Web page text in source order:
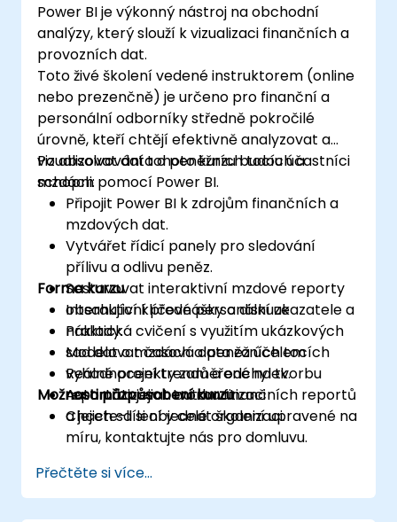
Power BI je výkonný nástroj na obchodní
analýzy, který slouží k vizualizaci finančních a
provozních dat.
Toto živé školení vedené instruktorem (online
nebo prezenčně) je určeno pro finanční a
personální odborníky středně pokročilé
úrovně, kteří chtějí efektivně analyzovat a
vizualizovat data o peněžních tocích a
mzdách pomocí Power BI.
Po absolvování tohoto kurzu budou účastníci
schopni:
Připojit Power BI k zdrojům finančních a
mzdových dat.
Vytvářet řídicí panely pro sledování
přílivu a odlivu peněz.
Sestavovat interaktivní mzdové reporty
obsahující klíčové personální ukazatele a
náklady.
Modelovat časová data za účelem
vyhodnocení trendů a odchylek.
Automatizovat tvorbu finančních reportů
a jejich sdílení v celé organizaci.
Forma kurzu
Interaktivní přednášky a diskuze
Praktická cvičení s využitím ukázkových
sad dat o mzdách a peněžních tocích
Reálné projekty zaměřené na tvorbu
reportů a jejich automatizaci
Možnosti přizpůsobení kurzu
Chcete-li si objednat školení upravené na
míru, kontaktujte nás pro domluvu.
Přečtěte si více...